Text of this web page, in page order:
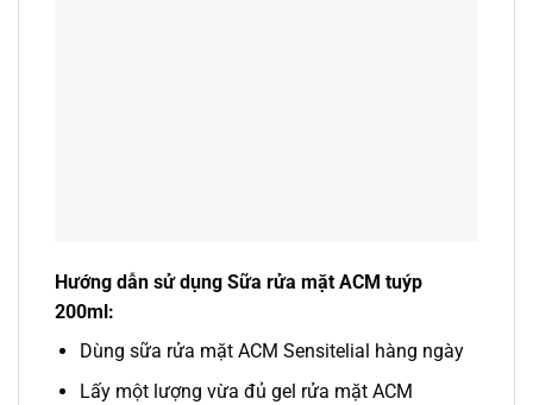
Hướng dẫn sử dụng Sữa rửa mặt ACM tuýp
200ml:
Dùng sữa rửa mặt ACM Sensitelial hàng ngày
Lấy một lượng vừa đủ gel rửa mặt ACM